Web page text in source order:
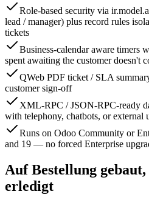
Role-based security via
lead / manager) plus record rules
tickets
Business-calendar aware timers
spent awaiting the customer doesn't
QWeb PDF ticket / SLA
customer sign-off
XML-RPC / JSON-RPC-ready
with telephony, chatbots, or external
Runs on Odoo Community or
and 19 — no forced Enterprise
Auf Bestellung
erledigt